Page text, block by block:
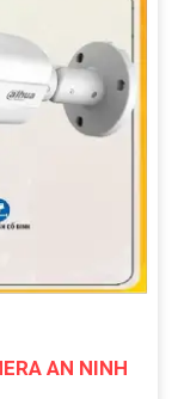
AN NINH